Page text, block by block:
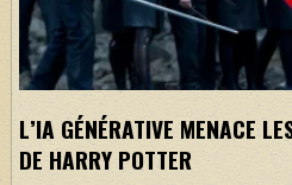
L’IA GÉNÉRATIVE MENACE
DE HARRY POTTER